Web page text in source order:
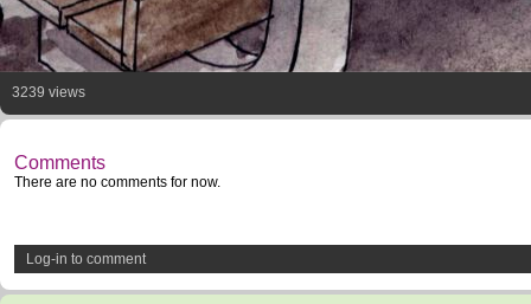
3239 views
Comments
There are no comments for now.
Log-in to comment